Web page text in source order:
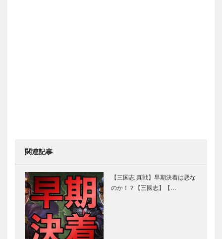
関連記事
【三国志 真戦】早期決着は悪な
のか！？【三國志】【…